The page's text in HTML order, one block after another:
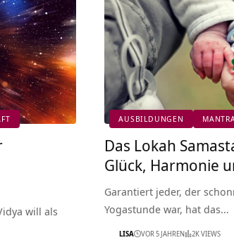
will als
AUSBILDUNGEN
Das Lokah
Glück, Harmonie
Garantiert jeder, der
Yogastunde war, hat das…
LISA VOR 5 JAHREN 2K VIEWS